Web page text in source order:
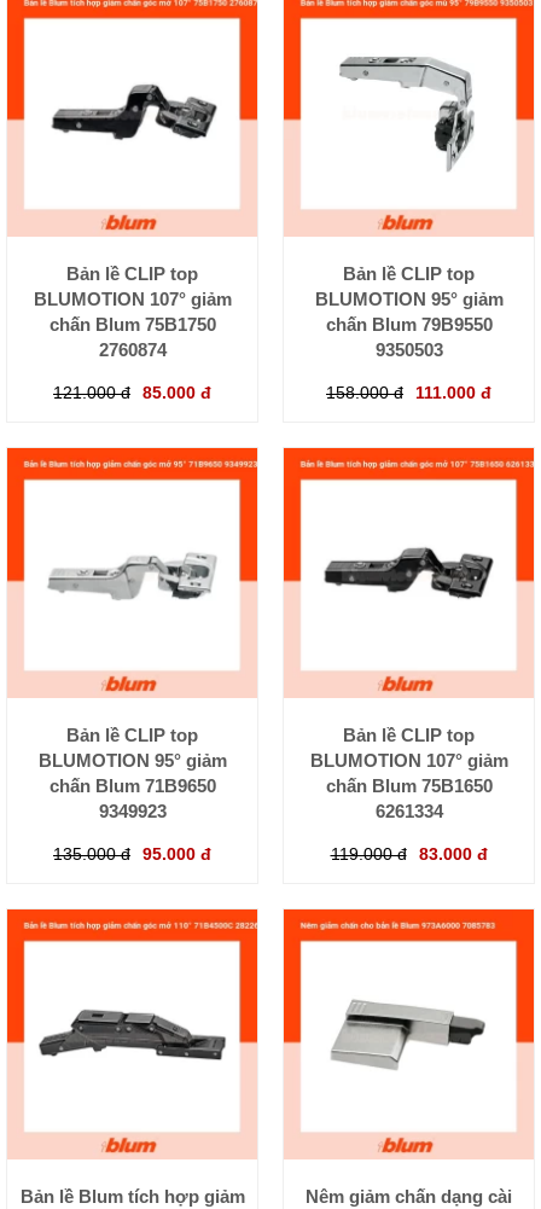
Bản lề CLIP top
BLUMOTION 107° giảm
chấn Blum 75B1750
2760874
121.000 đ 85.000 đ
Bản lề CLIP top
BLUMOTION 95° giảm
chấn Blum 79B9550
9350503
158.000 đ 111.000 đ
Bản lề CLIP top
BLUMOTION 95° giảm
chấn Blum 71B9650
9349923
135.000 đ 95.000 đ
Bản lề CLIP top
BLUMOTION 107° giảm
chấn Blum 75B1650
6261334
119.000 đ 83.000 đ
Bản lề Blum tích hợp giảm
Nêm giảm chấn dạng cài